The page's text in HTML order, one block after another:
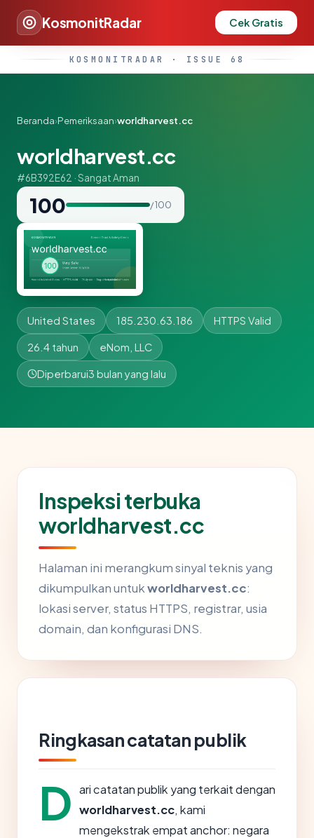
KosmonitRadar Cek Gratis
KOSMONITRADAR · ISSUE 68
Beranda›Pemeriksaan›worldharvest.cc
worldharvest.cc
#6B392E62 · Sangat Aman
100 / 100
United States 185.230.63.186 HTTPS Valid
26.4 tahun eNom, LLC
Diperbarui3 bulan yang lalu
Inspeksi terbuka
worldharvest.cc
Halaman ini merangkum sinyal teknis yang
dikumpulkan untukworldharvest.cc:
lokasi server, status HTTPS, registrar, usia
domain, dan konfigurasi DNS.
Ringkasan catatan publik
D ari catatan publik yang terkait dengan
worldharvest.cc, kami
mengekstrak empat anchor: negara